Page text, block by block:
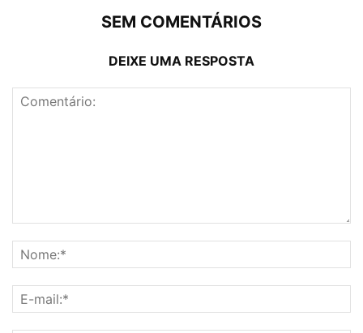
SEM COMENTÁRIOS
DEIXE UMA RESPOSTA